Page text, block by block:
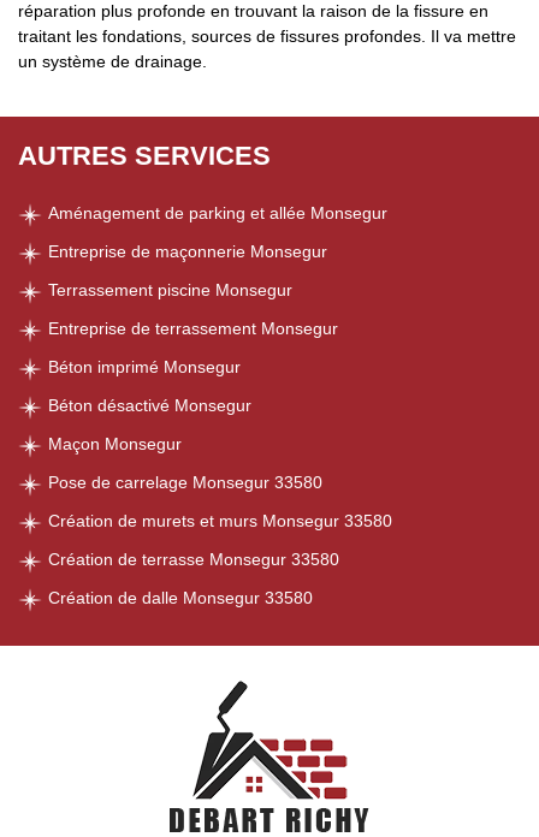
réparation plus profonde en trouvant la raison de la fissure en
traitant les fondations, sources de fissures profondes. Il va mettre
un système de drainage.
AUTRES SERVICES
Aménagement de parking et allée Monsegur
Entreprise de maçonnerie Monsegur
Terrassement piscine Monsegur
Entreprise de terrassement Monsegur
Béton imprimé Monsegur
Béton désactivé Monsegur
Maçon Monsegur
Pose de carrelage Monsegur 33580
Création de murets et murs Monsegur 33580
Création de terrasse Monsegur 33580
Création de dalle Monsegur 33580